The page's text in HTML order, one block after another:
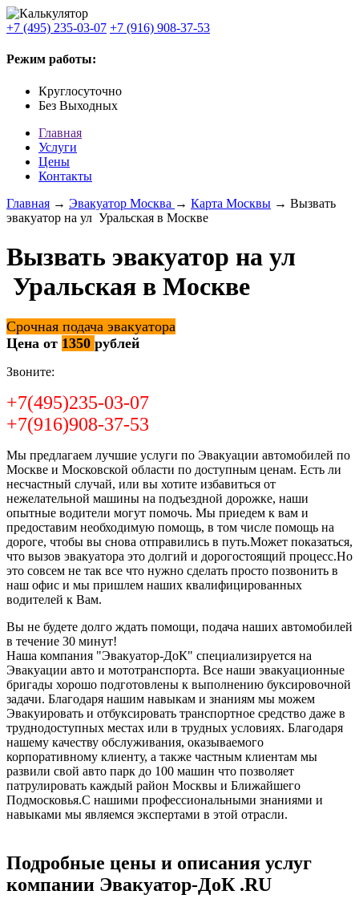
+7 (495) 235-03-07 +7 (916) 908-37-53
Режим работы:
Круглосуточно
Без Выходных
Главная
Услуги
Цены
Контакты
Главная → Эвакуатор Москва → Карта Москвы → Вызвать
эвакуатор на ул Уральская в Москве
Вызвать эвакуатор на ул
Уральская в Москве
Срочная подача эвакуатора
Цена от 1350 рублей
Звоните:
+7(495)235-03-07
+7(916)908-37-53
Мы предлагаем лучшие услуги по Эвакуации автомобилей по
Москве и Московской области по доступным ценам. Есть ли
несчастный случай, или вы хотите избавиться от
нежелательной машины на подъездной дорожке, наши
опытные водители могут помочь. Мы приедем к вам и
предоставим необходимую помощь, в том числе помощь на
дороге, чтобы вы снова отправились в путь.Может показаться,
что вызов эвакуатора это долгий и дорогостоящий процесс.Но
это совсем не так все что нужно сделать просто позвонить в
наш офис и мы пришлем наших квалифицированных
водителей к Вам.
Вы не будете долго ждать помощи, подача наших автомобилей
в течение 30 минут!
Наша компания "Эвакуатор-ДоК" специализируется на
Эвакуации авто и мототранспорта. Все наши эвакуационные
бригады хорошо подготовлены к выполнению буксировочной
задачи. Благодаря нашим навыкам и знаниям мы можем
Эвакуировать и отбуксировать транспортное средство даже в
труднодоступных местах или в трудных условиях. Благодаря
нашему качеству обслуживания, оказываемого
корпоративному клиенту, а также частным клиентам мы
развили свой авто парк до 100 машин что позволяет
патрулировать каждый район Москвы и Ближайшего
Подмосковья.С нашими профессиональными знаниями и
навыками мы являемся экспертами в этой отрасли.
Подробные цены и описания услуг
компании Эвакуатор-ДоК .RU